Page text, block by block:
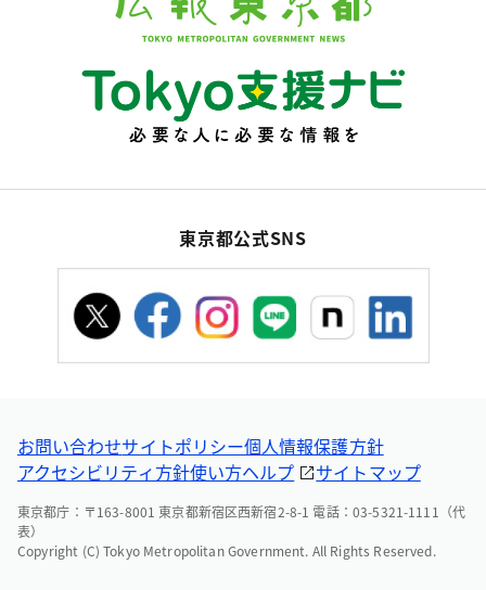
東京都公式SNS
お問い合わせサイトポリシー個人情報保護方針
アクセシビリティ方針使い方ヘルプ サイトマップ
東京都庁：〒163-8001 東京都新宿区西新宿2-8-1 電話：03-5321-1111（代
表）
Copyright (C) Tokyo Metropolitan Government. All Rights Reserved.